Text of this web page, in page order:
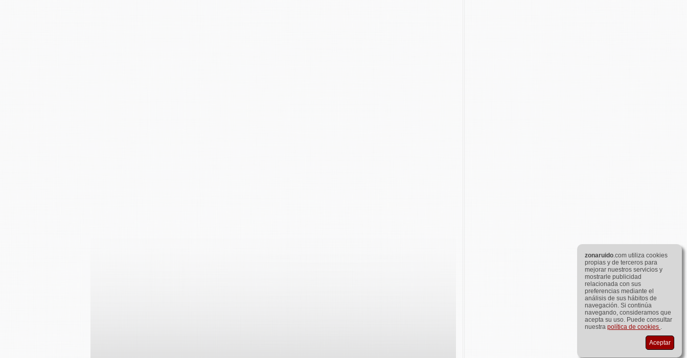
zonaruido.com utiliza cookies
propias y de terceros para
mejorar nuestros servicios y
mostrarle publicidad
relacionada con sus
preferencias mediante el
análisis de sus hábitos de
navegación. Si continúa
navegando, consideramos que
acepta su uso. Puede consultar
nuestra política de cookies .
Aceptar